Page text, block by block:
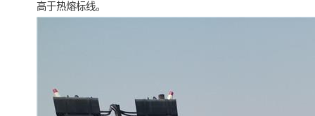
高于热熔标线。